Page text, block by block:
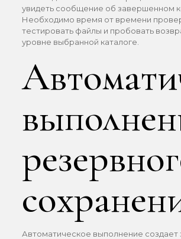
увидеть сообщение об завершенном
Необходимо время от времени
тестировать файлы и пробовать
уровне выбранной каталоге.
Автоматическое выполнение создает